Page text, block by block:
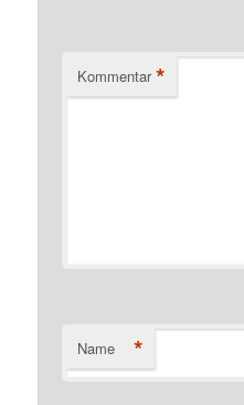
Kommentar *
Name *